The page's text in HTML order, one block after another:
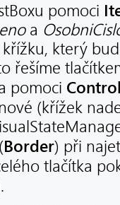
pomoci
a
který
řešíme
pomoci
(křížek
Border) při
tlačítka